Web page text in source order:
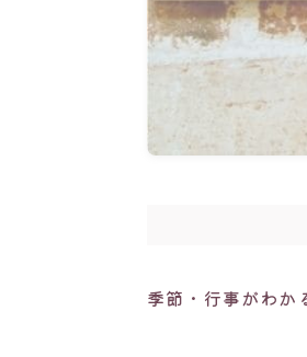
季節・行事がわか